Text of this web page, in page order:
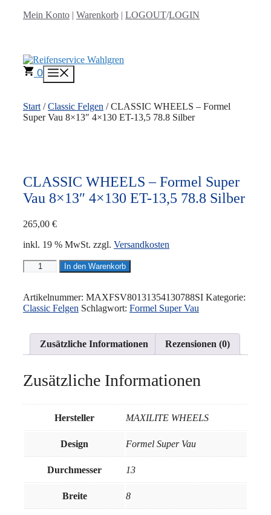
Mein Konto | Warenkorb | LOGOUT/LOGIN
0
Start /Classic Felgen / CLASSIC WHEELS – Formel
Super Vau 8×13″ 4×130 ET-13,5 78.8 Silber
CLASSIC WHEELS – Formel Super
Vau 8×13″ 4×130 ET-13,5 78.8 Silber
265,00 €
inkl. 19 % MwSt. zzgl. Versandkosten
CLASSIC
WHEELS
Formel
Super
4x130
ET-
78.8
Silber
In den Warenkorb
Artikelnummer: MAXFSV80131354130788SI Kategorie:
Classic Felgen Schlagwort: Formel Super Vau
Zusätzliche Informationen Rezensionen (0)
Zusätzliche Informationen
Hersteller MAXILITE WHEELS
Design Formel Super Vau
Durchmesser 13
Breite 8